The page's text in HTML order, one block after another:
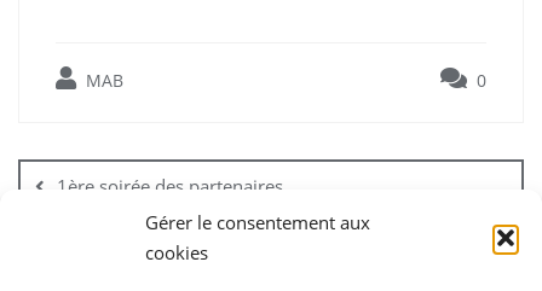
Gérer le consentement aux
cookies
MAB 0
de
l’article
1ère soirée des partenaires
Le Soundbrenner Pulse est arrivé!